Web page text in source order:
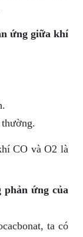
ứng giữa khí
CO và O2 là
phản ứng của
ta có